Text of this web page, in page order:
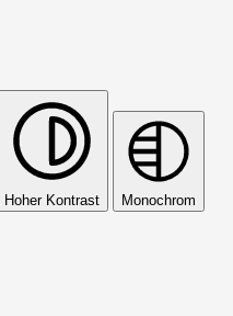
Hoher Kontrast Monochrom